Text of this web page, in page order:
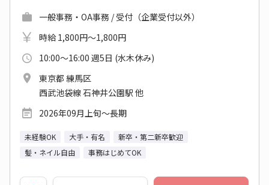
一般事務・OA事務 / 受付（企業受付以外）
時給 1,800円～1,800円
10:00～16:00 週5日 (水木休み)
東京都 練馬区
西武池袋線 石神井公園駅 他
2026年09月上旬～長期
未経験OK 大手・有名
新卒・第二新卒歓迎
髪・ネイル自由
事務はじめてOK